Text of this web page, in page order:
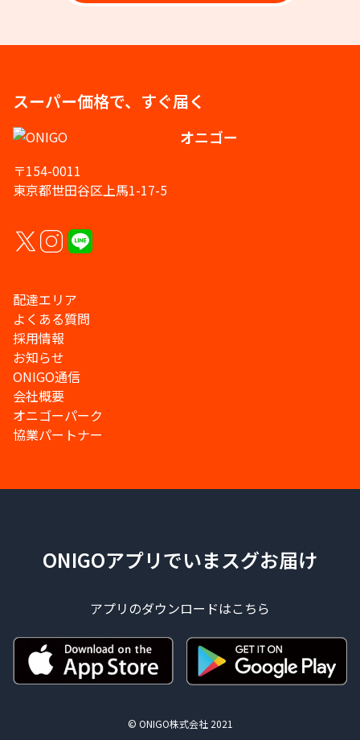
スーパー価格で、すぐ届く
オニゴー
〒154-0011
東京都世田谷区上馬1-17-5
配達エリア
よくある質問
採用情報
お知らせ
ONIGO通信
会社概要
オニゴーパーク
協業パートナー
ONIGOアプリでいまスグお届け
アプリのダウンロードはこちら
© ONIGO株式会社 2021